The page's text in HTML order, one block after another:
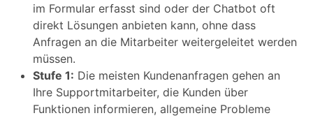
im Formular erfasst sind oder der Chatbot oft
direkt Lösungen anbieten kann, ohne dass
Anfragen an die Mitarbeiter weitergeleitet werden
müssen.
Stufe 1: Die meisten Kundenanfragen gehen an
Ihre Supportmitarbeiter, die Kunden über
Funktionen informieren, allgemeine Probleme